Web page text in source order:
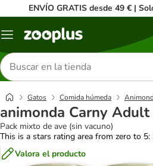
ENVÍO GRATIS desde 49 € |
Menú
Buscar
productos
Gatos Comida húmeda
animonda Carny
Pack mixto de ave (sin vacuno)
This is a stars rating area from zero to 5:
Valora el producto